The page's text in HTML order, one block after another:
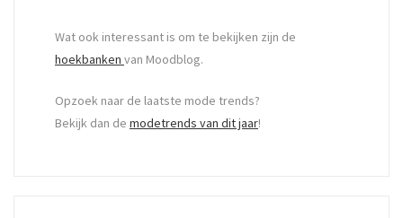
Wat ook interessant is om te bekijken zijn de
hoekbanken van Moodblog.
Opzoek naar de laatste mode trends?
Bekijk dan de modetrends van dit jaar!